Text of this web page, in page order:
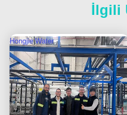
İlgili